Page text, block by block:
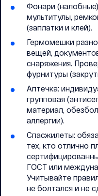
Фонари
мультитулы,
(заплатки и клей).
Гермомешки
вещей,
снаряжения.
фурнитуры
Аптечка:
групповая
материал,
аллергии).
Спасжилеты:
тех, кто отлично
ГОСТ или
Учитывайте
не болтался и не